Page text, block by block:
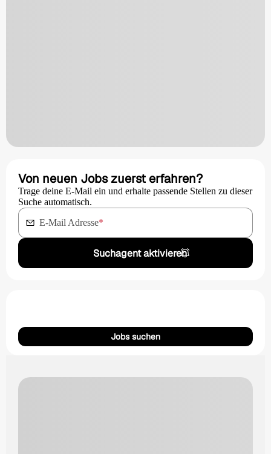
Von neuen Jobs zuerst erfahren?
Trage deine E-Mail ein und erhalte passende Stellen zu dieser
Suche automatisch.
E-Mail Adresse*
Suchagent aktivieren
Jobs suchen